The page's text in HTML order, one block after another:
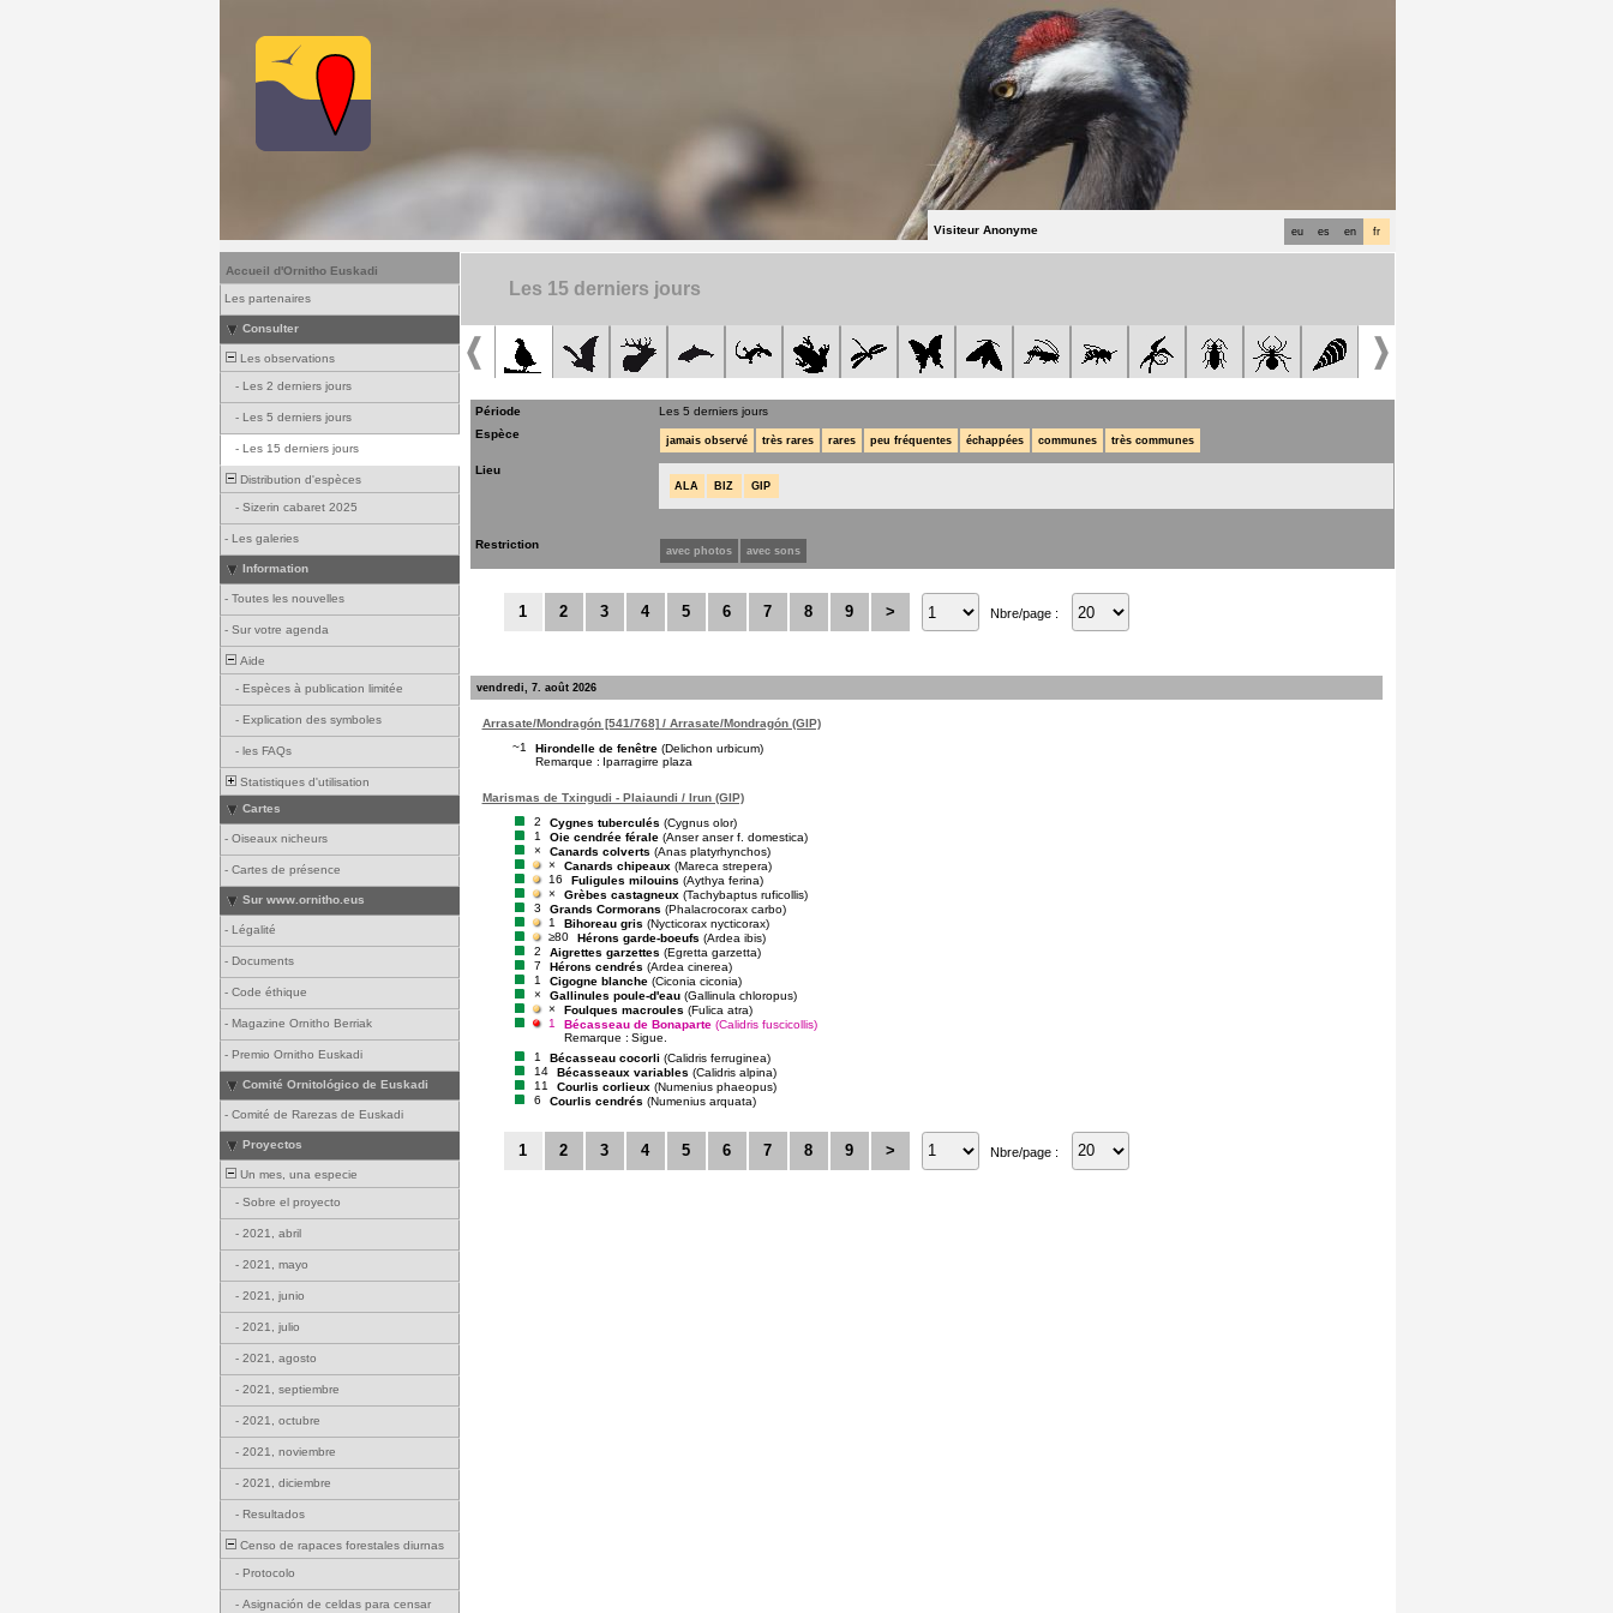
fr
en
es
eu
Visiteur Anonyme
Accueil d'Ornitho Euskadi
Les partenaires
Consulter
Les observations
- Les 2 derniers jours
- Les 5 derniers jours
- Les 15 derniers jours
Distribution d'espèces
- Sizerin cabaret 2025
- Les galeries
Information
- Toutes les nouvelles
- Sur votre agenda
Aide
- Espèces à publication limitée
- Explication des symboles
- les FAQs
Statistiques d'utilisation
Cartes
- Oiseaux nicheurs
- Cartes de présence
Sur www.ornitho.eus
- Légalité
- Documents
- Code éthique
- Magazine Ornitho Berriak
- Premio Ornitho Euskadi
Comité Ornitológico de Euskadi
- Comité de Rarezas de Euskadi
Proyectos
Un mes, una especie
- Sobre el proyecto
- 2021, abril
- 2021, mayo
- 2021, junio
- 2021, julio
- 2021, agosto
- 2021, septiembre
- 2021, octubre
- 2021, noviembre
- 2021, diciembre
- Resultados
Censo de rapaces forestales diurnas
- Protocolo
- Asignación de celdas para censar
Les 15 derniers jours
Période
Les 5 derniers jours
Espèce
jamais observé très rares rares peu fréquentes échappées communes très communes
Lieu
ALA BIZ GIP
Restriction avec photos avec sons
1 2 3 4 5 6 7 8 9 > Nbre/page :
vendredi, 7. août 2026
Arrasate/Mondragón [541/768] / Arrasate/Mondragón (GIP)
~1
Hirondelle de fenêtre (Delichon urbicum)
Remarque : Iparragirre plaza
Marismas de Txingudi - Plaiaundi / Irun (GIP)
2
Cygnes tuberculés (Cygnus olor)
1
Oie cendrée férale (Anser anser f. domestica)
×
Canards colverts (Anas platyrhynchos)
×
Canards chipeaux (Mareca strepera)
16
Fuligules milouins (Aythya ferina)
×
Grèbes castagneux (Tachybaptus ruficollis)
3
Grands Cormorans (Phalacrocorax carbo)
1
Bihoreau gris (Nycticorax nycticorax)
≥80
Hérons garde-boeufs (Ardea ibis)
2
Aigrettes garzettes (Egretta garzetta)
7
Hérons cendrés (Ardea cinerea)
1
Cigogne blanche (Ciconia ciconia)
×
Gallinules poule-d'eau (Gallinula chloropus)
×
Foulques macroules (Fulica atra)
1
Bécasseau de Bonaparte (Calidris fuscicollis)
Remarque : Sigue.
1
Bécasseau cocorli (Calidris ferruginea)
14
Bécasseaux variables (Calidris alpina)
11
Courlis corlieux (Numenius phaeopus)
6
Courlis cendrés (Numenius arquata)
1 2 3 4 5 6 7 8 9 > Nbre/page :